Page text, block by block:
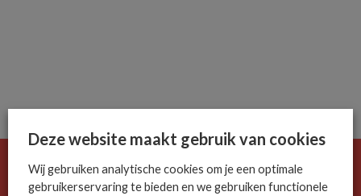
De ICT-wereld is snel. Mis niets.
Deze website maakt gebruik van cookies
Wij gebruiken analytische cookies om je een optimale
gebruikerservaring te bieden en we gebruiken functionele